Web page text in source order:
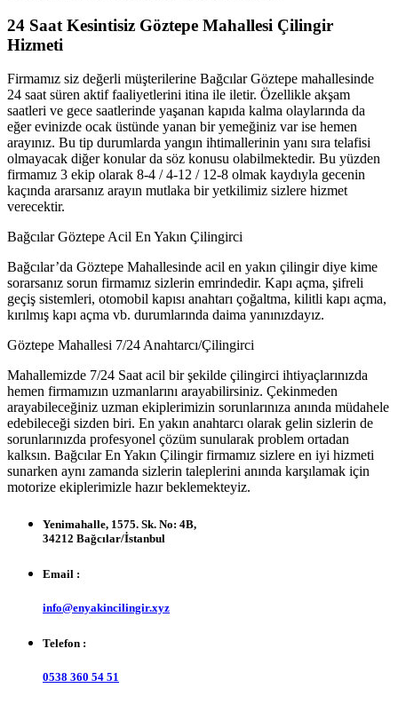
24 Saat Kesintisiz Göztepe Mahallesi Çilingir
Hizmeti
Firmamız siz değerli müşterilerine Bağcılar Göztepe mahallesinde
24 saat süren aktif faaliyetlerini itina ile iletir. Özellikle akşam
saatleri ve gece saatlerinde yaşanan kapıda kalma olaylarında da
eğer evinizde ocak üstünde yanan bir yemeğiniz var ise hemen
arayınız. Bu tip durumlarda yangın ihtimallerinin yanı sıra telafisi
olmayacak diğer konular da söz konusu olabilmektedir. Bu yüzden
firmamız 3 ekip olarak 8-4 / 4-12 / 12-8 olmak kaydıyla gecenin
kaçında ararsanız arayın mutlaka bir yetkilimiz sizlere hizmet
verecektir.
Bağcılar Göztepe Acil En Yakın Çilingirci
Bağcılar’da Göztepe Mahallesinde acil en yakın çilingir diye kime
sorarsanız sorun firmamız sizlerin emrindedir. Kapı açma, şifreli
geçiş sistemleri, otomobil kapısı anahtarı çoğaltma, kilitli kapı açma,
kırılmış kapı açma vb. durumlarında daima yanınızdayız.
Göztepe Mahallesi 7/24 Anahtarcı/Çilingirci
Mahallemizde 7/24 Saat acil bir şekilde çilingirci ihtiyaçlarınızda
hemen firmamızın uzmanlarını arayabilirsiniz. Çekinmeden
arayabileceğiniz uzman ekiplerimizin sorunlarınıza anında müdahele
edebileceği sizden biri. En yakın anahtarcı olarak gelin sizlerin de
sorunlarınızda profesyonel çözüm sunularak problem ortadan
kalksın. Bağcılar En Yakın Çilingir firmamız sizlere en iyi hizmeti
sunarken aynı zamanda sizlerin taleplerini anında karşılamak için
motorize ekiplerimizle hazır beklemekteyiz.
Yenimahalle, 1575. Sk. No: 4B,
34212 Bağcılar/İstanbul
Email :
info@enyakincilingir.xyz
Telefon :
0538 360 54 51